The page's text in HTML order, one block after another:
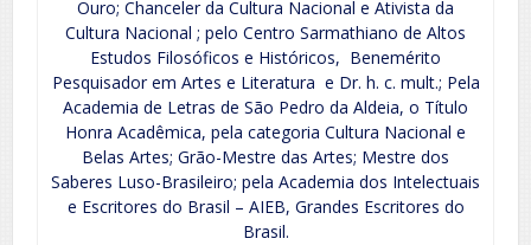
Ouro; Chanceler da Cultura Nacional e Ativista da
Cultura Nacional ; pelo Centro Sarmathiano de Altos
Estudos Filosóficos e Históricos, Benemérito
Pesquisador em Artes e Literatura e Dr. h. c. mult.; Pela
Academia de Letras de São Pedro da Aldeia, o Título
Honra Acadêmica, pela categoria Cultura Nacional e
Belas Artes; Grão-Mestre das Artes; Mestre dos
Saberes Luso-Brasileiro; pela Academia dos Intelectuais
e Escritores do Brasil – AIEB, Grandes Escritores do
Brasil.